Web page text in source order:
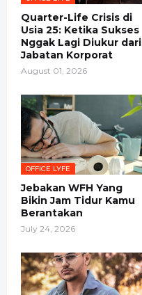
Quarter-Life Crisis di
Usia 25: Ketika Sukses
Nggak Lagi Diukur dari
Jabatan Korporat
August 01, 2026
OFFICE LYFE
Jebakan WFH Yang
Bikin Jam Tidur Kamu
Berantakan
July 24, 2026